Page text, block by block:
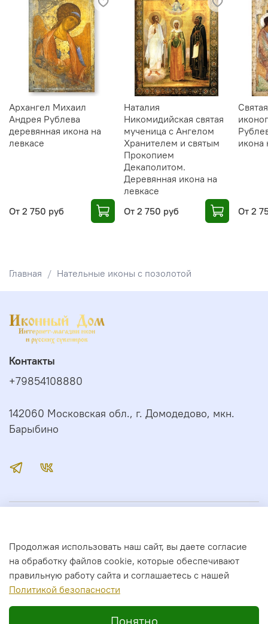
Архангел Михаил
Андрея Рублева
деревянная икона на
левкасе
От 2 750 руб
Наталия
Никомидийская святая
мученица с Ангелом
Хранителем и святым
Прокопием
Декаполитом.
Деревянная икона на
левкасе
От 2 750 руб
икона
От 2
Главная Нательные иконы с позолотой
Сервис
Контакты
+79854108880
142060 Московская обл., г. Домодедово, мкн.
Барыбино
2026 год. Все права защищены.
Продолжая использовать наш сайт, вы даете согласие
на обработку файлов cookie, которые обеспечивают
правильную работу сайта и соглашаетесь с нашей
Политикой безопасности
Понятно